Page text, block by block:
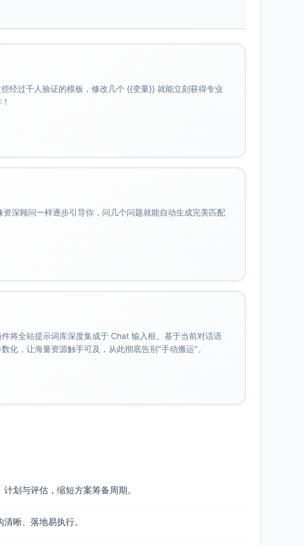
经过千人验证的模板，修改几个 {{变量}} 就能立刻获得专业
深顾问一样逐步引导你，问几个问题就能自动生成完美匹配
将全站提示词库深度集成于 Chat 输入框。基于当前对话语
化，让海量资源触手可及，从此彻底告别"手动搬运"。
划与评估，缩短方案筹备周期。
晰、落地易执行。